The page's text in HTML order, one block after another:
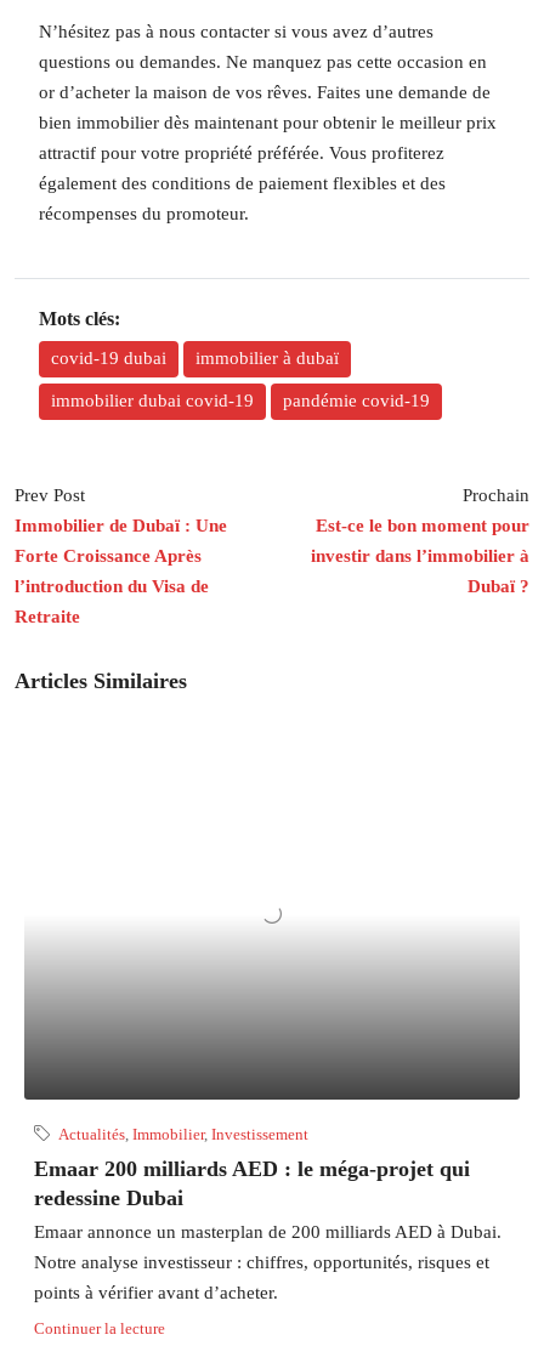
N’hésitez pas à nous contacter si vous avez d’autres
questions ou demandes. Ne manquez pas cette occasion en
or d’acheter la maison de vos rêves. Faites une demande de
bien immobilier dès maintenant pour obtenir le meilleur prix
attractif pour votre propriété préférée. Vous profiterez
également des conditions de paiement flexibles et des
récompenses du promoteur.
Mots clés:
covid-19 dubai immobilier à dubaï
immobilier dubai covid-19 pandémie covid-19
Prev Post
Immobilier de Dubaï : Une
Forte Croissance Après
l’introduction du Visa de
Retraite
Prochain
Est-ce le bon moment pour
investir dans l’immobilier à
Dubaï ?
Articles Similaires
Actualités, Immobilier, Investissement
Emaar 200 milliards AED : le méga-projet qui
redessine Dubai
Emaar annonce un masterplan de 200 milliards AED à Dubai.
Notre analyse investisseur : chiffres, opportunités, risques et
points à vérifier avant d’acheter.
Continuer la lecture